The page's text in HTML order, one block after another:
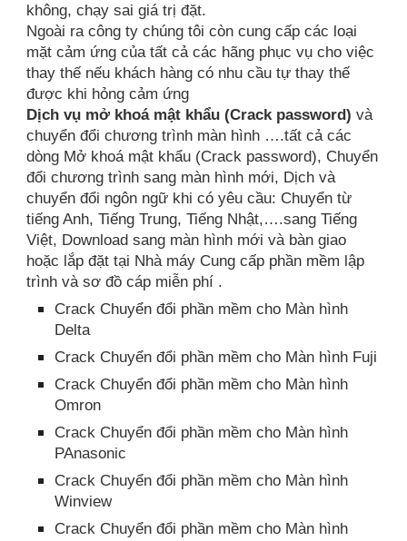
không, chạy sai giá trị đặt.
Ngoài ra công ty chúng tôi còn cung cấp các loại
mặt cảm ứng của tất cả các hãng phục vụ cho việc
thay thế nếu khách hàng có nhu cầu tự thay thế
được khi hỏng cảm ứng
Dịch vụ mở khoá mật khẩu (Crack password) và
chuyển đổi chương trình màn hình ….tất cả các
dòng Mở khoá mật khẩu (Crack password), Chuyển
đổi chương trình sang màn hình mới, Dịch và
chuyển đổi ngôn ngữ khi có yêu cầu: Chuyển từ
tiếng Anh, Tiếng Trung, Tiếng Nhật,….sang Tiếng
Việt, Download sang màn hình mới và bàn giao
hoặc lắp đặt tại Nhà máy Cung cấp phần mềm lập
trình và sơ đồ cáp miễn phí .
Crack Chuyển đổi phần mềm cho Màn hình
Delta
Crack Chuyển đổi phần mềm cho Màn hình Fuji
Crack Chuyển đổi phần mềm cho Màn hình
Omron
Crack Chuyển đổi phần mềm cho Màn hình
PAnasonic
Crack Chuyển đổi phần mềm cho Màn hình
Winview
Crack Chuyển đổi phần mềm cho Màn hình